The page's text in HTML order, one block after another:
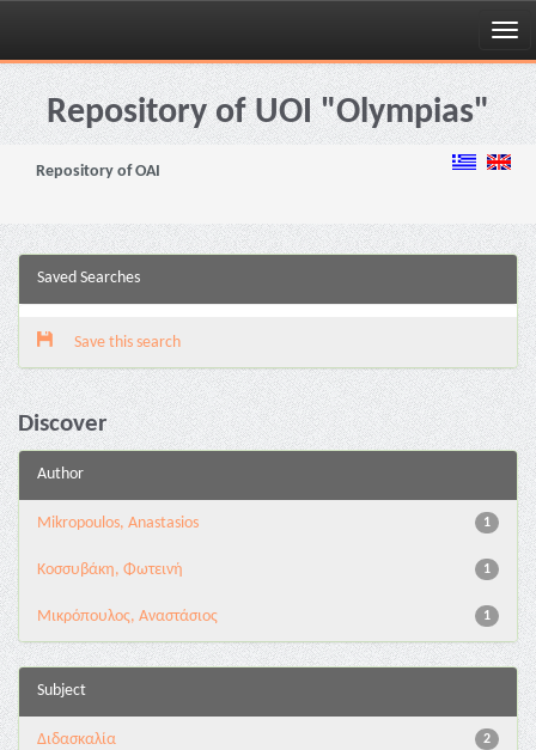
Skip
navigationRepository of UOI "Olympias"
Repository of OAI
Saved Searches
Save this search
Discover
Author
1
Mikropoulos, Anastasios
1
Κοσσυβάκη, Φωτεινή
1
Μικρόπουλος, Αναστάσιος
Subject
2
Διδασκαλία